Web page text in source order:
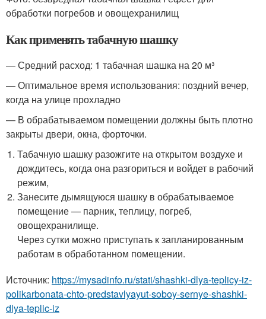
обработки погребов и овощехранилищ
Как применять табачную шашку
— Средний расход: 1 табачная шашка на 20 м³
— Оптимальное время использования: поздний вечер,
когда на улице прохладно
— В обрабатываемом помещении должны быть плотно
закрыты двери, окна, форточки.
Табачную шашку разожгите на открытом воздухе и
дождитесь, когда она разгориться и войдет в рабочий
режим,
Занесите дымящуюся шашку в обрабатываемое
помещение — парник, теплицу, погреб,
овощехранилище.
Через сутки можно приступать к запланированным
работам в обработанном помещении.
Источник: https://mysadinfo.ru/stati/shashki-dlya-teplicy-iz-
polikarbonata-chto-predstavlyayut-soboy-sernye-shashki-
dlya-teplic-iz